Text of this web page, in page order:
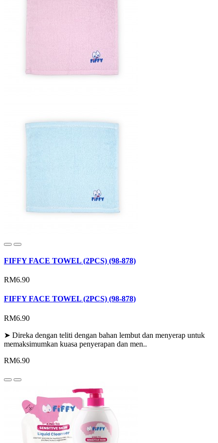
FIFFY FACE TOWEL (2PCS) (98-878)
RM6.90
FIFFY FACE TOWEL (2PCS) (98-878)
RM6.90
➤ Direka dengan teliti dengan bahan lembut dan menyerap untuk
memaksimumkan kuasa penyerapan dan men..
RM6.90